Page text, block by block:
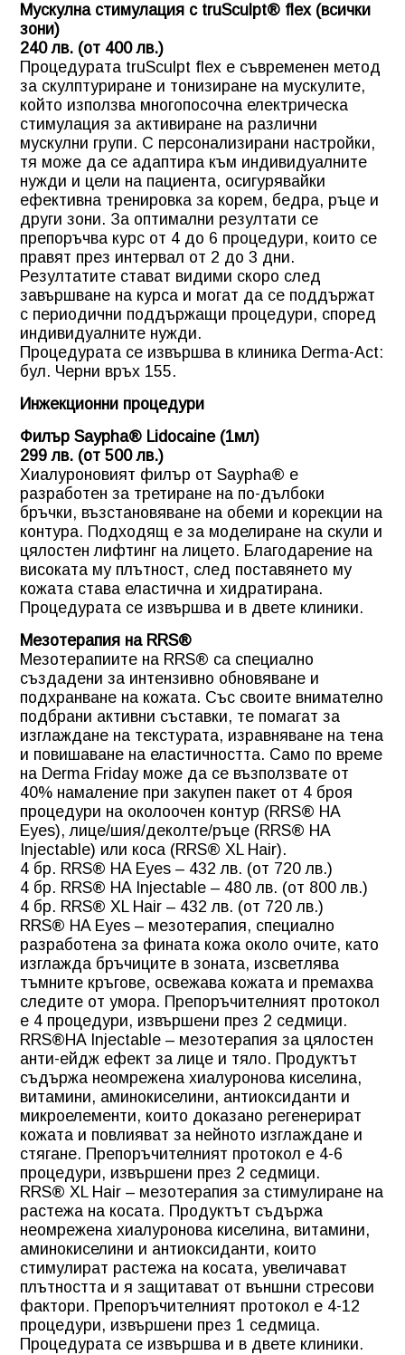
Мускулна стимулация с truSculpt® flex (всички
зони)
240 лв. (от 400 лв.)
Процедурата truSculpt flex е съвременен метод
за скулптуриране и тонизиране на мускулите,
който използва многопосочна електрическа
стимулация за активиране на различни
мускулни групи. С персонализирани настройки,
тя може да се адаптира към индивидуалните
нужди и цели на пациента, осигурявайки
ефективна тренировка за корем, бедра, ръце и
други зони. За оптимални резултати се
препоръчва курс от 4 до 6 процедури, които се
правят през интервал от 2 до 3 дни.
Резултатите стават видими скоро след
завършване на курса и могат да се поддържат
с периодични поддържащи процедури, според
индивидуалните нужди.
Процедурата се извършва в клиника Derma-Act:
бул. Черни връх 155.
Инжекционни процедури
Филър Saypha® Lidocaine (1мл)
299 лв. (от 500 лв.)
Хиалуроновият филър от Saypha® е
разработен за третиране на по-дълбоки
бръчки, възстановяване на обеми и корекции на
контура. Подходящ е за моделиране на скули и
цялостен лифтинг на лицето. Благодарение на
високата му плътност, след поставянето му
кожата става еластична и хидратирана.
Процедурата се извършва и в двете клиники.
Мезотерапия на RRS®
Мезотерапиите на RRS® са специално
създадени за интензивно обновяване и
подхранване на кожата. Със своите внимателно
подбрани активни съставки, те помагат за
изглаждане на текстурата, изравняване на тена
и повишаване на еластичността. Само по време
на Derma Friday може да се възползвате от
40% намаление при закупен пакет от 4 броя
процедури на околоочен контур (RRS® HA
Eyes), лице/шия/деколте/ръце (RRS® HA
Injectable) или коса (RRS® XL Hair).
4 бр. RRS® HA Eyes – 432 лв. (от 720 лв.)
4 бр. RRS® HA Injectable – 480 лв. (от 800 лв.)
4 бр. RRS® XL Hair – 432 лв. (от 720 лв.)
RRS® HA Eyes – мезотерапия, специално
разработена за фината кожа около очите, като
изглажда бръчиците в зоната, изсветлява
тъмните кръгове, освежава кожата и премахва
следите от умора. Препоръчителният протокол
е 4 процедури, извършени през 2 седмици.
RRS®HA Injectable – мезотерапия за цялостен
анти-ейдж ефект за лице и тяло. Продуктът
съдържа неомрежена хиалуронова киселина,
витамини, аминокиселини, антиоксиданти и
микроелементи, които доказано регенерират
кожата и повлияват за нейното изглаждане и
стягане. Препоръчителният протокол е 4-6
процедури, извършени през 2 седмици.
RRS® XL Hair – мезотерапия за стимулиране на
растежа на косата. Продуктът съдържа
неомрежена хиалуронова киселина, витамини,
аминокиселини и антиоксиданти, които
стимулират растежа на косата, увеличават
плътността и я защитават от външни стресови
фактори. Препоръчителният протокол е 4-12
процедури, извършени през 1 седмица.
Процедурата се извършва и в двете клиники.